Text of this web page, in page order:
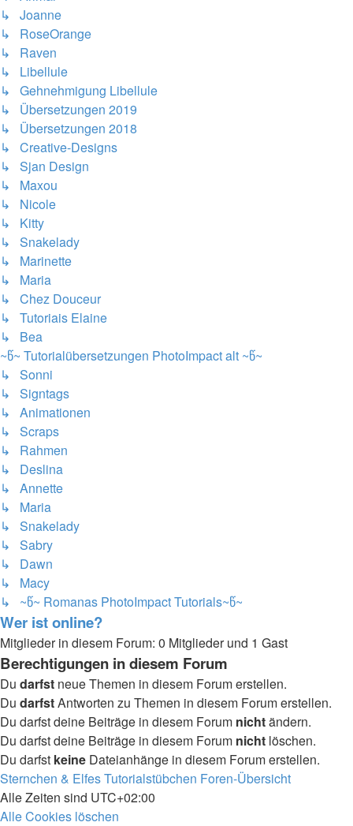
↳ Joanne
↳ RoseOrange
↳ Raven
↳ Libellule
↳ Gehnehmigung Libellule
↳ Übersetzungen 2019
↳ Übersetzungen 2018
↳ Creative-Designs
↳ Sjan Design
↳ Maxou
↳ Nicole
↳ Kitty
↳ Snakelady
↳ Marinette
↳ Maria
↳ Chez Douceur
↳ Tutoriais Elaine
↳ Bea
~წ~ Tutorialübersetzungen PhotoImpact alt ~წ~
↳ Sonni
↳ Signtags
↳ Animationen
↳ Scraps
↳ Rahmen
↳ Deslina
↳ Annette
↳ Maria
↳ Snakelady
↳ Sabry
↳ Dawn
↳ Macy
↳ ~წ~ Romanas PhotoImpact Tutorials~წ~
Wer ist online?
Mitglieder in diesem Forum: 0 Mitglieder und 1 Gast
Berechtigungen in diesem Forum
Du darfst neue Themen in diesem Forum erstellen.
Du darfstAntworten zu Themen in diesem Forum erstellen.
Du darfst deine Beiträge in diesem Forum nichtändern.
Du darfst deine Beiträge in diesem Forum nicht löschen.
Du darfst keine Dateianhänge in diesem Forum erstellen.
Sternchen & Elfes Tutorialstübchen Foren-Übersicht
Alle Zeiten sind UTC+02:00
Alle Cookies löschen